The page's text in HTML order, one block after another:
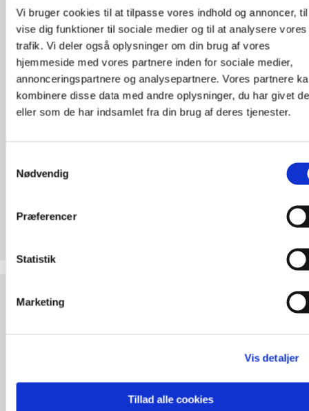
Vi bruger cookies til at tilpasse vores indhold og annoncer,
vise dig funktioner til sociale medier og til at analysere vores
trafik. Vi deler også oplysninger om din brug af vores
hjemmeside med vores partnere inden for sociale medier,
annonceringspartnere og analysepartnere. Vores partnere
kombinere disse data med andre oplysninger, du har givet
eller som de har indsamlet fra din brug af deres tjenester.
Nødvendig
Præferencer
Statistik
Marketing
Vis detaljer
Tillad alle cookies
Referater fra tidligere år kan rekvireres